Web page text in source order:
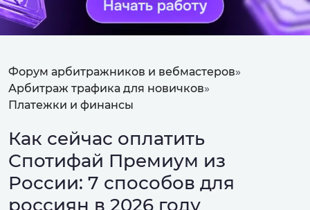
Форум арбитражников и вебмастеров»
Арбитраж трафика для новичков»
Платежки и финансы
Как сейчас оплатить
Спотифай Премиум из
России: 7 способов для
россиян в 2026 году